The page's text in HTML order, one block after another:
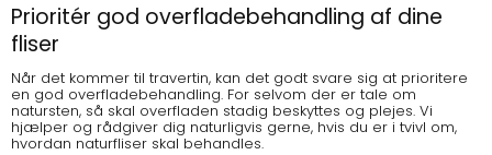
Prioritér god overfladebehandling af dine
fliser
Når det kommer til travertin, kan det godt svare sig at prioritere
en god overfladebehandling. For selvom der er tale om
natursten, så skal overfladen stadig beskyttes og plejes. Vi
hjælper og rådgiver dig naturligvis gerne, hvis du er i tvivl om,
hvordan naturfliser skal behandles.